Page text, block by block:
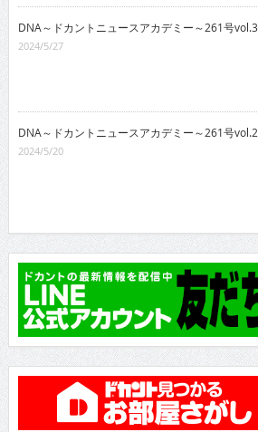
DNA～ドカントニュースアカデミー～261号vol.3
2024/5/27
DNA～ドカントニュースアカデミー～261号vol.2
2024/5/20